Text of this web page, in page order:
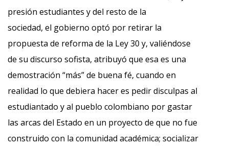
presión estudiantes y del resto de la
sociedad, el gobierno optó por retirar la
propuesta de reforma de la Ley 30 y, valiéndose
de su discurso sofista, atribuyó que esa es una
demostración “más” de buena fé, cuando en
realidad lo que debiera hacer es pedir disculpas al
estudiantado y al pueblo colombiano por gastar
las arcas del Estado en un proyecto de que no fue
construido con la comunidad académica; socializar